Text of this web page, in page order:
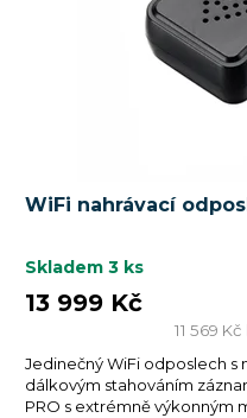
ů
WiFi nahrávací
Skladem 3 ks
11 569
13 999 Kč
Jedinečný WiFi odposlech s
dálkovým stahováním
PRO s extrémně výkonným